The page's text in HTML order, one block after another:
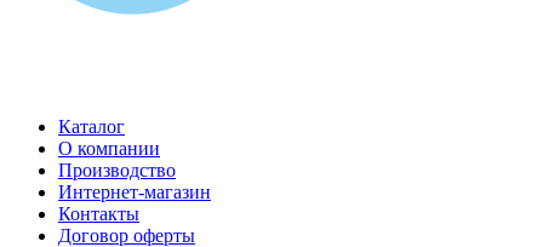
Каталог
О компании
Производство
Интернет-магазин
Контакты
Договор оферты